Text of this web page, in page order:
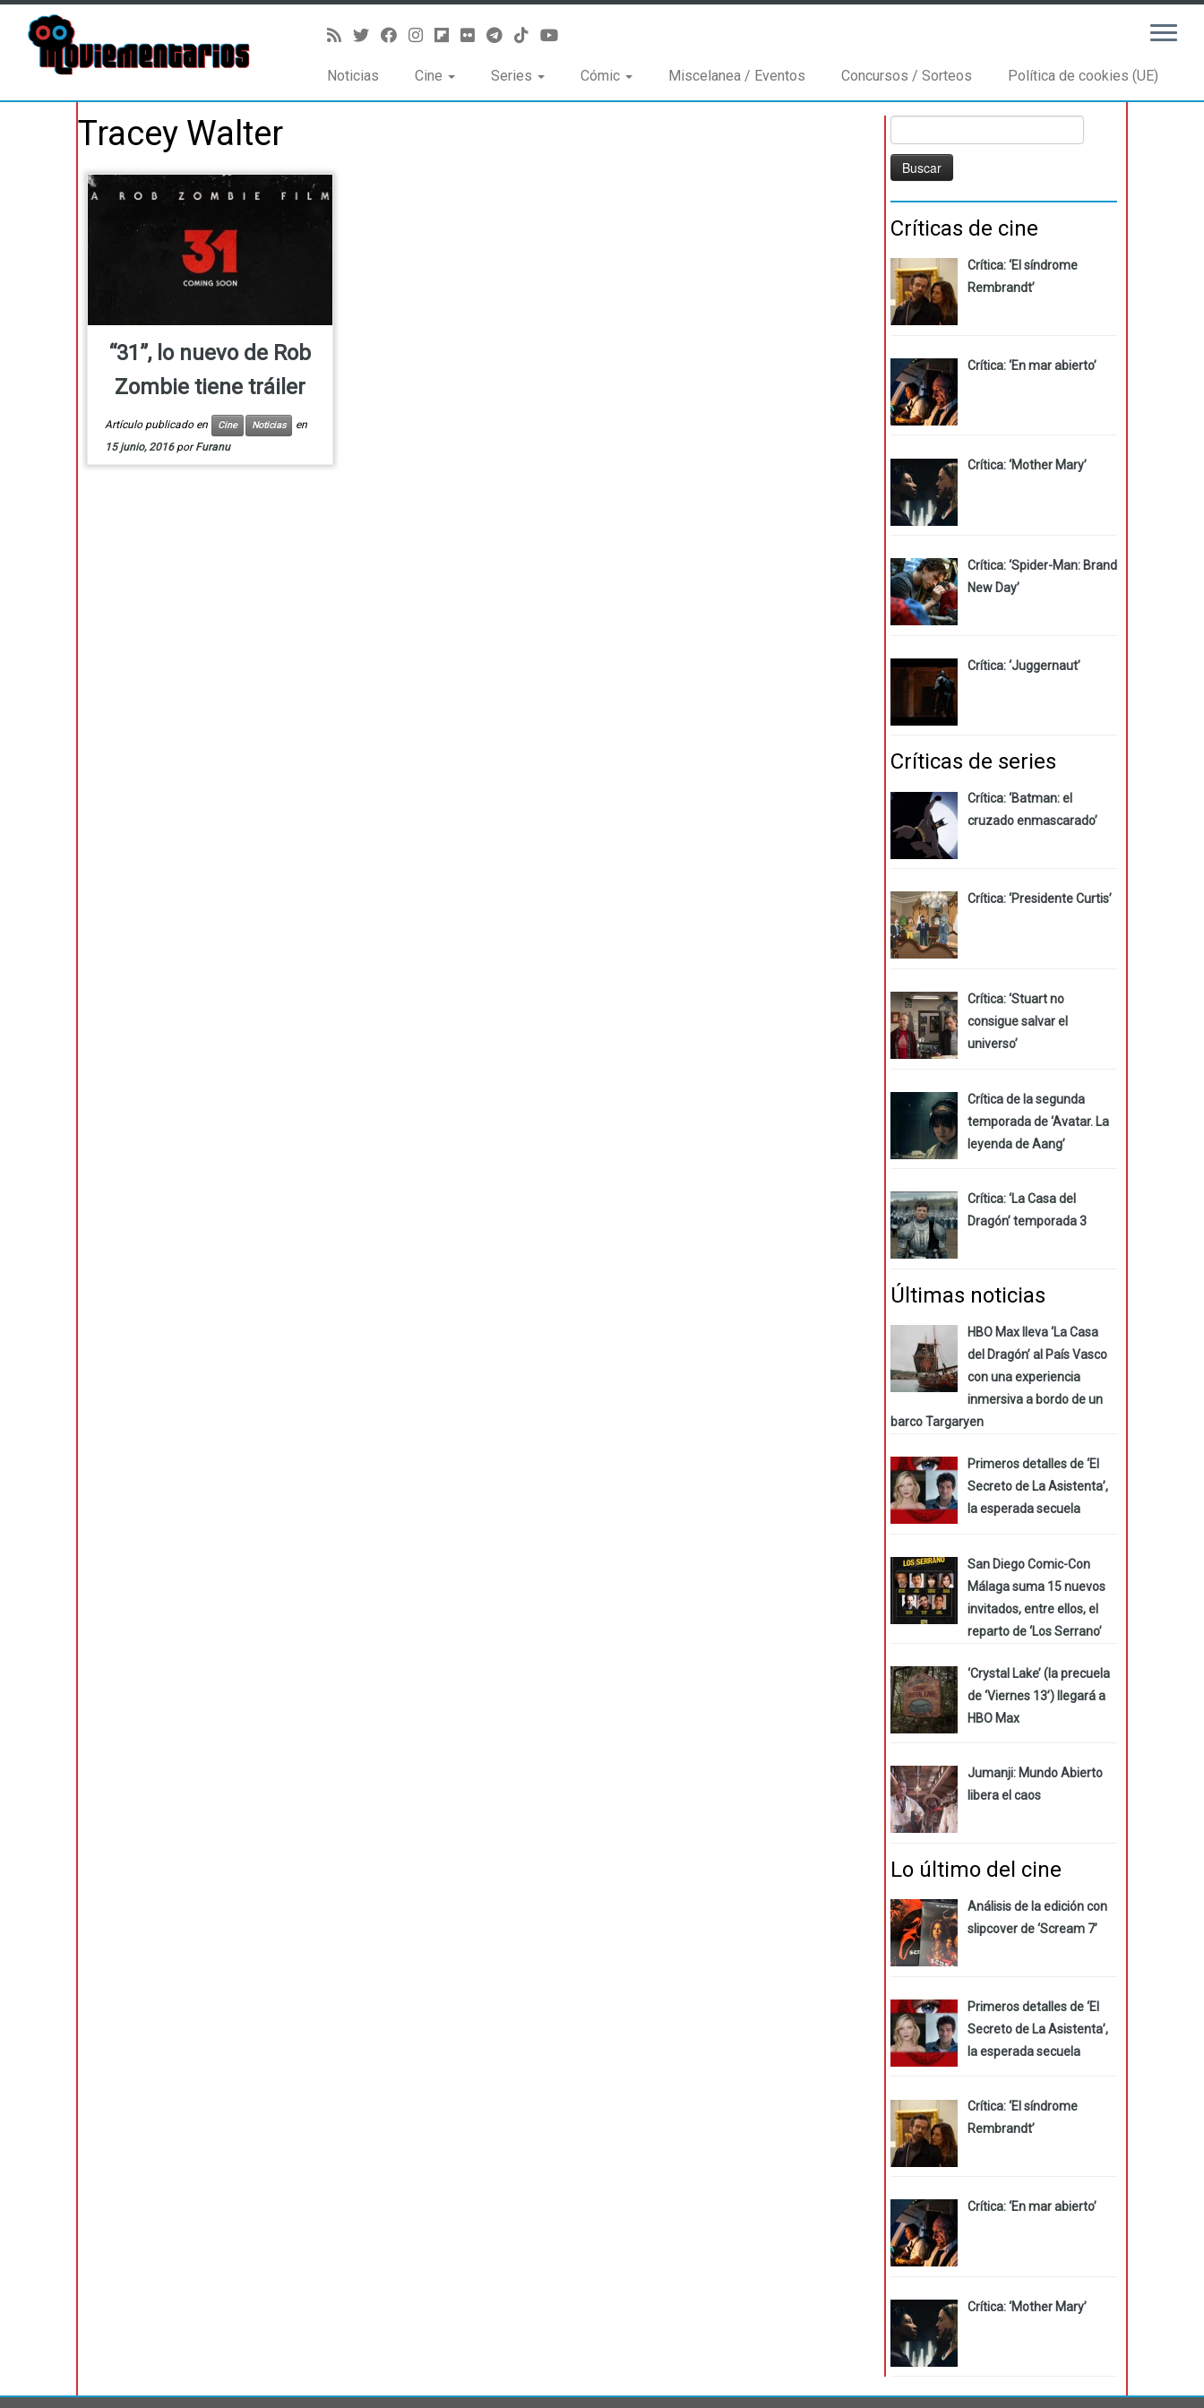
Noticias Cine Series Cómic Miscelanea / Eventos Concursos / Sorteos Política de cookies (UE)
Tracey Walter
“31”, lo nuevo de Rob
Zombie tiene tráiler
Artículo publicado en Cine Noticias
en
15 junio, 2016 porFuranu
Críticas de cine
Crítica: ‘El síndrome
Rembrandt’
Crítica: ‘En mar abierto’
Crítica: ‘Mother Mary’
Crítica: ‘Spider-Man: Brand
New Day’
Crítica: ‘Juggernaut’
Críticas de series
Crítica: ‘Batman: el
cruzado enmascarado’
Crítica: ‘Presidente Curtis’
Crítica: ‘Stuart no
consigue salvar el
universo’
Crítica de la segunda
temporada de ‘Avatar. La
leyenda de Aang’
Crítica: ‘La Casa del
Dragón’ temporada 3
Últimas noticias
HBO Max lleva ‘La Casa
del Dragón’ al País Vasco
con una experiencia
inmersiva a bordo de un
barco Targaryen
Primeros detalles de ‘El
Secreto de La Asistenta’,
la esperada secuela
San Diego Comic-Con
Málaga suma 15 nuevos
invitados, entre ellos, el
reparto de ‘Los Serrano’
‘Crystal Lake’ (la precuela
de ‘Viernes 13’) llegará a
HBO Max
Jumanji: Mundo Abierto
libera el caos
Lo último del cine
Análisis de la edición con
slipcover de ‘Scream 7’
Primeros detalles de ‘El
Secreto de La Asistenta’,
la esperada secuela
Crítica: ‘El síndrome
Rembrandt’
Crítica: ‘En mar abierto’
Crítica: ‘Mother Mary’